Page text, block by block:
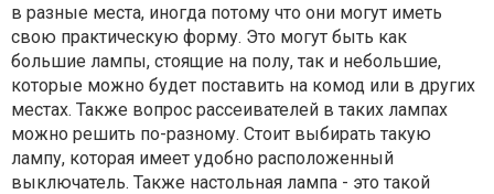
в разные места, иногда потому что они могут иметь
свою практическую форму. Это могут быть как
большие лампы, стоящие на полу, так и небольшие,
которые можно будет поставить на комод или в других
местах. Также вопрос рассеивателей в таких лампах
можно решить по-разному. Стоит выбирать такую
лампу, которая имеет удобно расположенный
выключатель. Также настольная лампа - это такой